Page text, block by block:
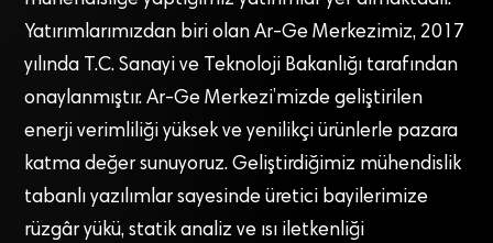
Yatırımlarımızdan biri olan Ar-Ge Merkezimiz, 2017
yılında T.C. Sanayi ve Teknoloji Bakanlığı tarafından
onaylanmıştır. Ar-Ge Merkezi’mizde geliştirilen
enerji verimliliği yüksek ve yenilikçi ürünlerle pazara
katma değer sunuyoruz. Geliştirdiğimiz mühendislik
tabanlı yazılımlar sayesinde üretici bayilerimize
rüzgâr yükü, statik analiz ve ısı iletkenliği